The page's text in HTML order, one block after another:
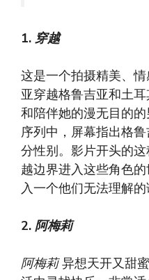
1. 穿越
这是一个拍摄精美、
亚穿越格鲁吉亚和土
和陪伴她的漫无目的
序列中，屏幕指出格
分性别。影片开头的
越边界进入这些角色
入一个他们无法理解的
2. 阿梅莉
阿梅莉异想天开又甜